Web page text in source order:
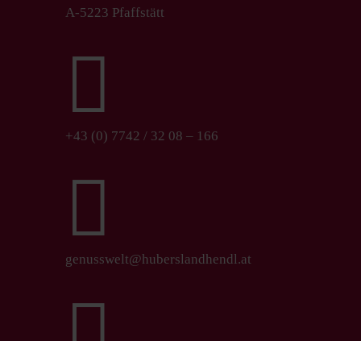
A-5223 Pfaffstätt

+43 (0) 7742 / 32 08 – 166

genusswelt@huberslandhendl.at